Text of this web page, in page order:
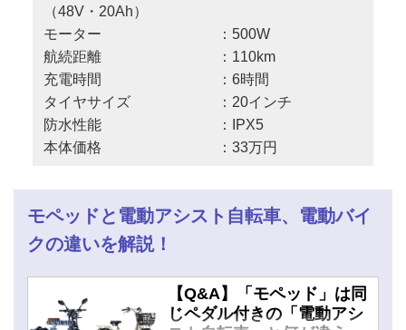
（48V・20Ah）
モーター ：500W
航続距離 ：110km
充電時間 ：6時間
タイヤサイズ ：20インチ
防水性能 ：IPX5
本体価格 ：33万円
モペッドと電動アシスト自転車、電動バイ
クの違いを解説！
【Q&A】「モペッド」は同
じペダル付きの「電動アシ